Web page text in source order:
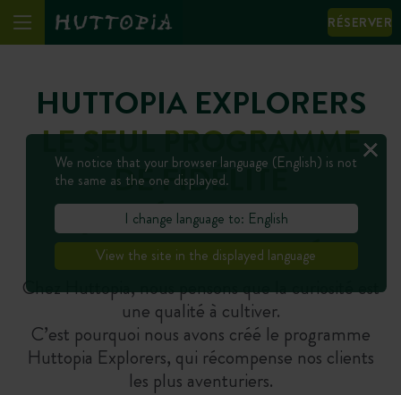
RÉSERVER
HUTTOPIA EXPLORERS
LE SEUL PROGRAMME
DE FIDÉLITÉ
QUI RÉCOMPENSE
VOTRE CURIOSITÉ !
Chez Huttopia, nous pensons que la curiosité est
une qualité à cultiver.
C’est pourquoi nous avons créé le programme
Huttopia Explorers, qui récompense nos clients
les plus aventuriers.
We notice that your browser language (English) is not
the same as the one displayed.
I change language to: English
View the site in the displayed language